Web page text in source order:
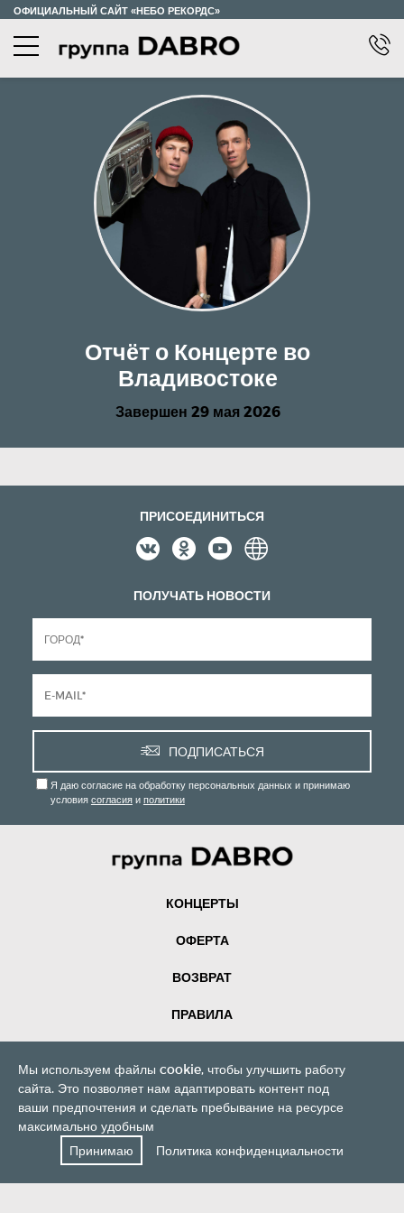
ОФИЦИАЛЬНЫЙ САЙТ «НЕБО РЕКОРДС»
О ТУРЕ
КОНТАКТЫ
Отчёт о Концерте во
Владивостоке
Завершен 29 мая 2026
ПРИСОЕДИНИТЬСЯ
ПОЛУЧАТЬ НОВОСТИ
ПОДПИСАТЬСЯ
Я даю согласие на обработку персональных данных и принимаю
условия согласияи политики
КОНЦЕРТЫ
ОФЕРТА
ВОЗВРАТ
ПРАВИЛА
Nebo Records, 2026
Мы используем файлы cookie, чтобы улучшить работу
сайта. Это позволяет нам адаптировать контент под
ваши предпочтения и сделать пребывание на ресурсе
максимально удобным
Принимаю
Политика конфиденциальности